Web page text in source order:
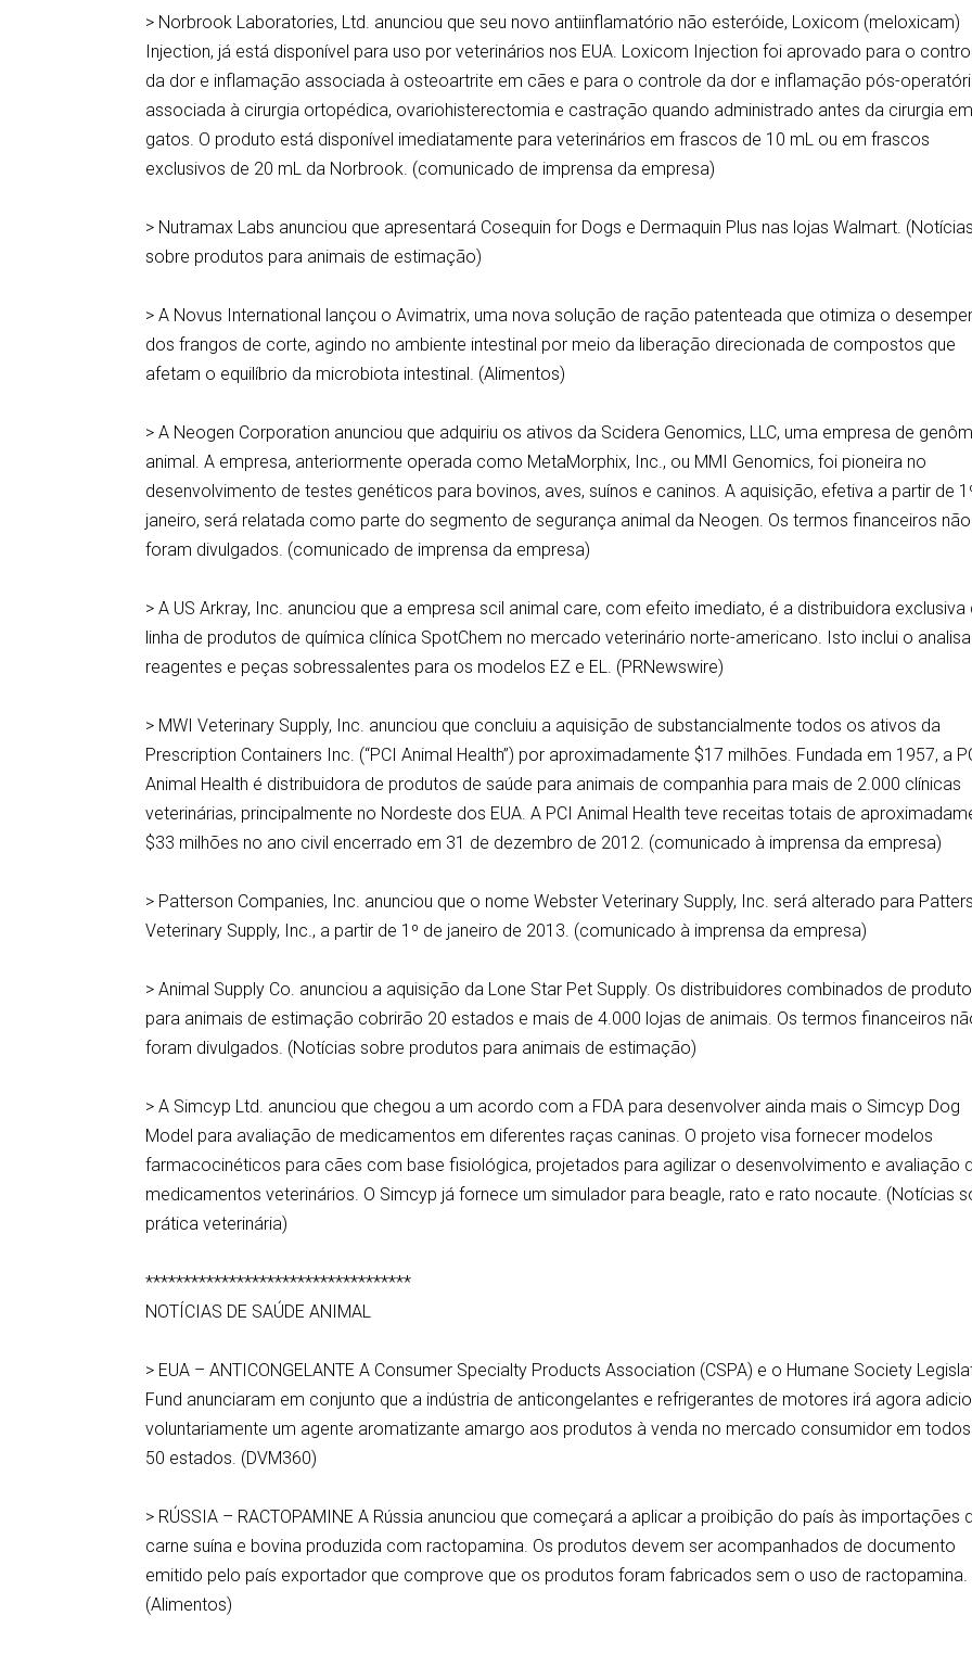
> Norbrook Laboratories, Ltd. anunciou que seu novo antiinflamatório não esteróide, Loxicom (meloxicam)
Injection, já está disponível para uso por veterinários nos EUA. Loxicom Injection foi aprovado para o
da dor e inflamação associada à osteoartrite em cães e para o controle da dor e inflamação pós-
associada à cirurgia ortopédica, ovariohisterectomia e castração quando administrado antes da cirurgia em
gatos. O produto está disponível imediatamente para veterinários em frascos de 10 mL ou em frascos
exclusivos de 20 mL da Norbrook. (comunicado de imprensa da empresa)
> Nutramax Labs anunciou que apresentará Cosequin for Dogs e Dermaquin Plus nas lojas Walmart. (Notícias
sobre produtos para animais de estimação)
> A Novus International lançou o Avimatrix, uma nova solução de ração patenteada que otimiza o
dos frangos de corte, agindo no ambiente intestinal por meio da liberação direcionada de compostos que
afetam o equilíbrio da microbiota intestinal. (Alimentos)
> A Neogen Corporation anunciou que adquiriu os ativos da Scidera Genomics, LLC, uma empresa de
animal. A empresa, anteriormente operada como MetaMorphix, Inc., ou MMI Genomics, foi pioneira no
desenvolvimento de testes genéticos para bovinos, aves, suínos e caninos. A aquisição, efetiva a partir de
janeiro, será relatada como parte do segmento de segurança animal da Neogen. Os termos financeiros não
foram divulgados. (comunicado de imprensa da empresa)
> A US Arkray, Inc. anunciou que a empresa scil animal care, com efeito imediato, é a distribuidora exclusiva
linha de produtos de química clínica SpotChem no mercado veterinário norte-americano. Isto inclui o
reagentes e peças sobressalentes para os modelos EZ e EL. (PRNewswire)
> MWI Veterinary Supply, Inc. anunciou que concluiu a aquisição de substancialmente todos os ativos da
Prescription Containers Inc. (“PCI Animal Health”) por aproximadamente $17 milhões. Fundada em 1957, a
Animal Health é distribuidora de produtos de saúde para animais de companhia para mais de 2.000 clínicas
veterinárias, principalmente no Nordeste dos EUA. A PCI Animal Health teve receitas totais de
$33 milhões no ano civil encerrado em 31 de dezembro de 2012. (comunicado à imprensa da empresa)
> Patterson Companies, Inc. anunciou que o nome Webster Veterinary Supply, Inc. será alterado para
Veterinary Supply, Inc., a partir de 1º de janeiro de 2013. (comunicado à imprensa da empresa)
> Animal Supply Co. anunciou a aquisição da Lone Star Pet Supply. Os distribuidores combinados de
para animais de estimação cobrirão 20 estados e mais de 4.000 lojas de animais. Os termos financeiros
foram divulgados. (Notícias sobre produtos para animais de estimação)
> A Simcyp Ltd. anunciou que chegou a um acordo com a FDA para desenvolver ainda mais o Simcyp Dog
Model para avaliação de medicamentos em diferentes raças caninas. O projeto visa fornecer modelos
farmacocinéticos para cães com base fisiológica, projetados para agilizar o desenvolvimento e avaliação
medicamentos veterinários. O Simcyp já fornece um simulador para beagle, rato e rato nocaute. (Notícias
prática veterinária)
***********************************
NOTÍCIAS DE SAÚDE ANIMAL
> EUA – ANTICONGELANTE A Consumer Specialty Products Association (CSPA) e o Humane Society
Fund anunciaram em conjunto que a indústria de anticongelantes e refrigerantes de motores irá agora
voluntariamente um agente aromatizante amargo aos produtos à venda no mercado consumidor em
50 estados. (DVM360)
> RÚSSIA – RACTOPAMINE A Rússia anunciou que começará a aplicar a proibição do país às importações
carne suína e bovina produzida com ractopamina. Os produtos devem ser acompanhados de documento
emitido pelo país exportador que comprove que os produtos foram fabricados sem o uso de ractopamina.
(Alimentos)